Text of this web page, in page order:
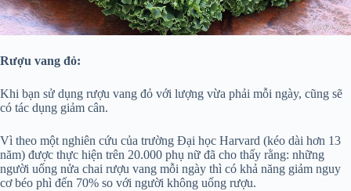
Rượu vang đỏ:
Khi bạn sử dụng rượu vang đỏ với lượng vừa phải mỗi ngày, cũng sẽ
có tác dụng giảm cân.
Vì theo một nghiên cứu của trường Đại học Harvard (kéo dài hơn 13
năm) được thực hiện trên 20.000 phụ nữ đã cho thấy rằng: những
người uống nửa chai rượu vang mỗi ngày thì có khả năng giảm nguy
cơ béo phì đến 70% so với người không uống rượu.